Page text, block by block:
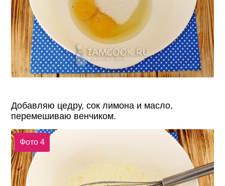
Добавляю цедру, сок лимона и масло,
перемешиваю венчиком.
Фото 4